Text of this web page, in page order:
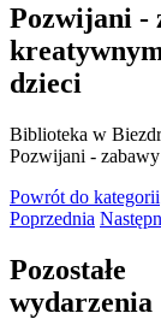
Pozwijani -
dzieci
Biblioteka w
Pozwijani -
Powrót do kategorii
Poprzednia
Pozostałe
wydarzenia